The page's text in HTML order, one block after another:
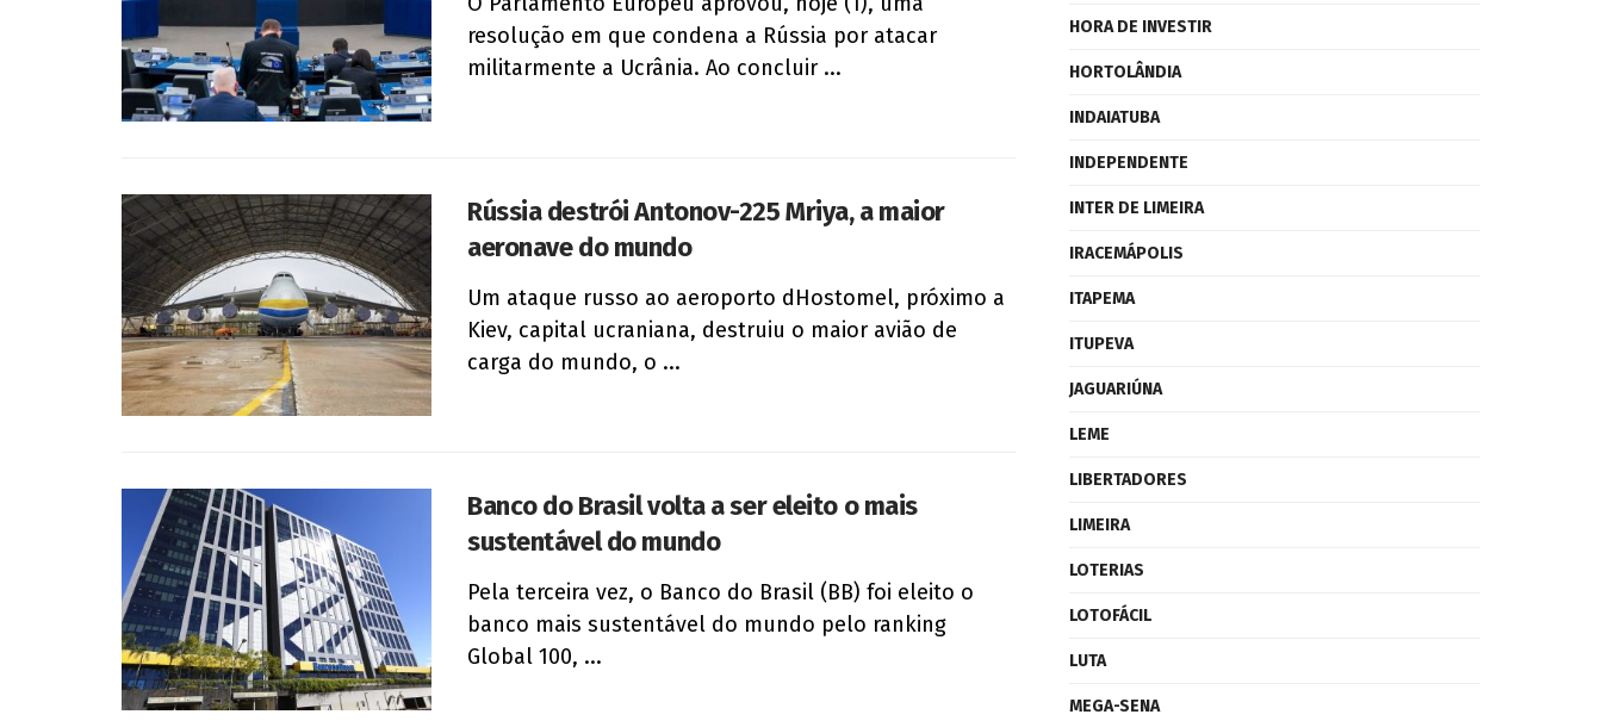
resolução em que condena a Rússia por atacar
militarmente a Ucrânia. Ao concluir ...
Rússia destrói Antonov-225 Mriya, a maior
aeronave do mundo
Um ataque russo ao aeroporto dHostomel, próximo a
Kiev, capital ucraniana, destruiu o maior avião de
carga do mundo, o ...
Banco do Brasil volta a ser eleito o mais
sustentável do mundo
Pela terceira vez, o Banco do Brasil (BB) foi eleito o
banco mais sustentável do mundo pelo ranking
Global 100, ...
HORA DE INVESTIR
HORTOLÂNDIA
INDAIATUBA
INDEPENDENTE
INTER DE LIMEIRA
IRACEMÁPOLIS
ITAPEMA
ITUPEVA
JAGUARIÚNA
LEME
LIBERTADORES
LIMEIRA
LOTERIAS
LOTOFÁCIL
LUTA
MEGA-SENA